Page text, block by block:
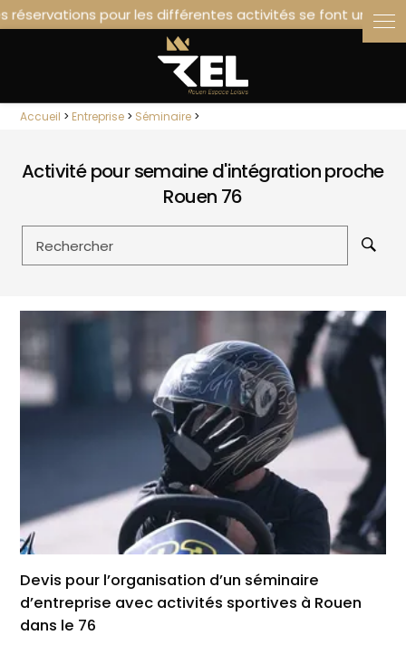
Accueil > Entreprise > Séminaire >
Activité pour semaine d'intégration proche
Rouen 76
Rechercher
Devis pour l’organisation d’un séminaire
d’entreprise avec activités sportives à Rouen
dans le 76
Panneau de gestion des cookies